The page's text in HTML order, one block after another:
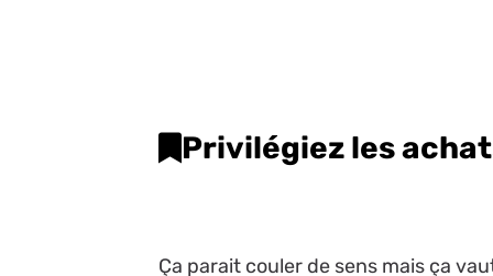
Privilégiez les
Ça parait couler de sens mais ça